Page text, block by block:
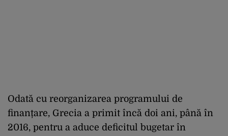
Odată cu reorganizarea programului de
finanțare, Grecia a primit încă doi ani, până în
2016, pentru a aduce deficitul bugetar în